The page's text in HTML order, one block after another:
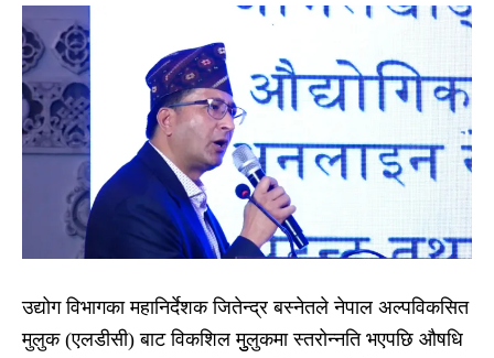
उद्योग विभागका महानिर्देशक जितेन्द्र बस्नेतले नेपाल अल्पविकसित
मुलुक (एलडीसी) बाट विकशिल मुुलुकमा स्तरोन्नति भएपछि औषधि